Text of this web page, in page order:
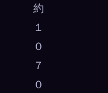
約
１
０
７
０